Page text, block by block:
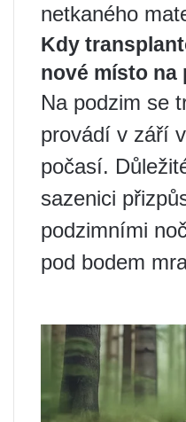
netkaného
Kdy
nové místo na
Na podzim se
provádí v září
počasí.
sazenici
podzimními
pod bodem